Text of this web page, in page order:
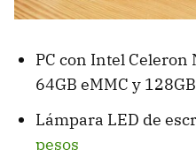
PC con Intel Celeron
64GB eMMC y
Lámpara LED de
pesos